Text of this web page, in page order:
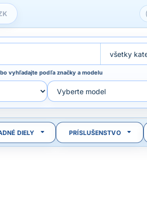
vyhľadajte podľa značky a modelu
DIELY PRÍSLUŠENSTVO